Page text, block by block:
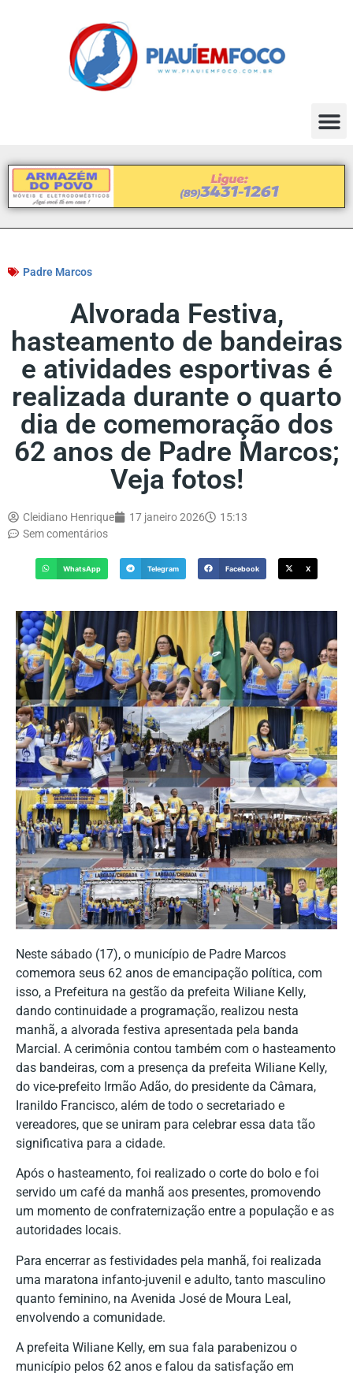
Padre Marcos
Alvorada Festiva,
hasteamento de bandeiras
e atividades esportivas é
realizada durante o quarto
dia de comemoração dos
62 anos de Padre Marcos;
Veja fotos!
Cleidiano Henrique 17 janeiro 2026
15:13
Sem comentários
WhatsApp Telegram Facebook X
Neste sábado (17), o município de Padre Marcos
comemora seus 62 anos de emancipação política, com
isso, a Prefeitura na gestão da prefeita Wiliane Kelly,
dando continuidade a programação, realizou nesta
manhã, a alvorada festiva apresentada pela banda
Marcial. A cerimônia contou também com o hasteamento
das bandeiras, com a presença da prefeita Wiliane Kelly,
do vice-prefeito Irmão Adão, do presidente da Câmara,
Iranildo Francisco, além de todo o secretariado e
vereadores, que se uniram para celebrar essa data tão
significativa para a cidade.
Após o hasteamento, foi realizado o corte do bolo e foi
servido um café da manhã aos presentes, promovendo
um momento de confraternização entre a população e as
autoridades locais.
Para encerrar as festividades pela manhã, foi realizada
uma maratona infanto-juvenil e adulto, tanto masculino
quanto feminino, na Avenida José de Moura Leal,
envolvendo a comunidade.
A prefeita Wiliane Kelly, em sua fala parabenizou o
município pelos 62 anos e falou da satisfação em